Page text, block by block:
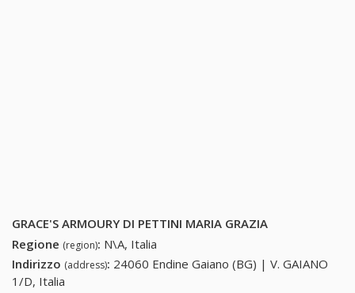
GRACE'S ARMOURY DI PETTINI MARIA GRAZIA
Regione (region): N\A, Italia
Indirizzo (address): 24060 Endine Gaiano (BG) | V. GAIANO
1/D, Italia